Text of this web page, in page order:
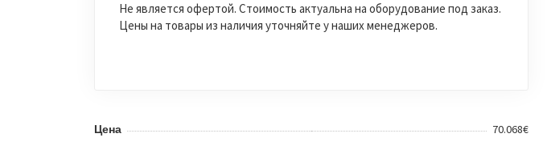
Не является офертой. Стоимость актуальна на оборудование под заказ.
Цены на товары из наличия уточняйте у наших менеджеров.
Цена 70.068€